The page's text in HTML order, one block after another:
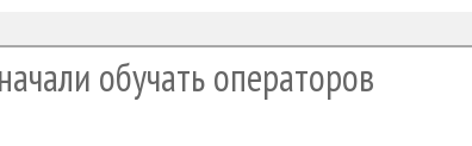
обучать операторов